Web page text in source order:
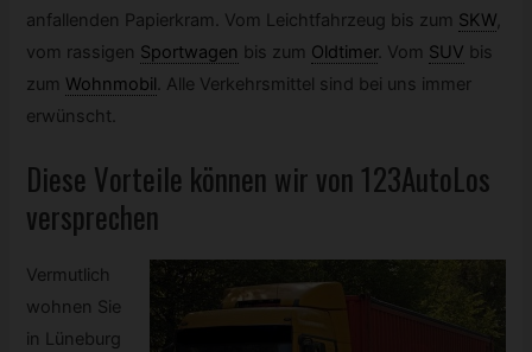
anfallenden Papierkram. Vom Leichtfahrzeug bis zum SKW,
vom rassigen Sportwagen bis zum Oldtimer. Vom SUV bis
zum Wohnmobil. Alle Verkehrsmittel sind bei uns immer
erwünscht.
Diese Vorteile können wir von 123AutoLos
versprechen
Vermutlich
wohnen Sie
in Lüneburg